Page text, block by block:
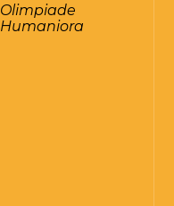
Olimpiade
Humaniora